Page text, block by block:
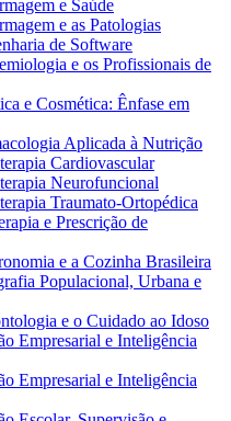
e Saúde
e as Patologias
de Software
e os Profissionais de
e Cosmética: Ênfase em
Aplicada à Nutrição
Cardiovascular
Neurofuncional
Traumato-Ortopédica
e Prescrição de
e a Cozinha Brasileira
Populacional, Urbana e
e o Cuidado ao Idoso
Empresarial e Inteligência
Empresarial e Inteligência